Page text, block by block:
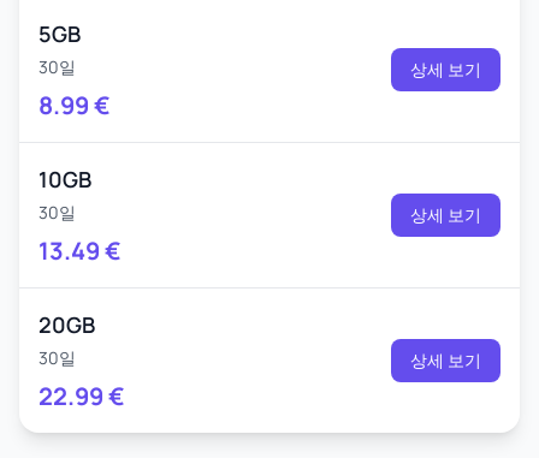
5GB
30일
8.99€
상세 보기
10GB
30일
13.49€
상세 보기
20GB
30일
22.99€
상세 보기